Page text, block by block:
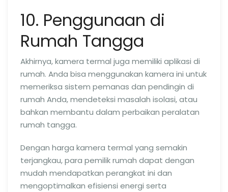
10. Penggunaan di
Rumah Tangga
Akhirnya, kamera termal juga memiliki aplikasi di
rumah. Anda bisa menggunakan kamera ini untuk
memeriksa sistem pemanas dan pendingin di
rumah Anda, mendeteksi masalah isolasi, atau
bahkan membantu dalam perbaikan peralatan
rumah tangga.
Dengan harga kamera termal yang semakin
terjangkau, para pemilik rumah dapat dengan
mudah mendapatkan perangkat ini dan
mengoptimalkan efisiensi energi serta